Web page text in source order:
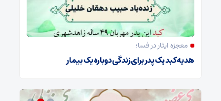
معجزه ایثار در فسا؛
هدیه کبد یک پدر برای زندگی دوباره یک بیمار